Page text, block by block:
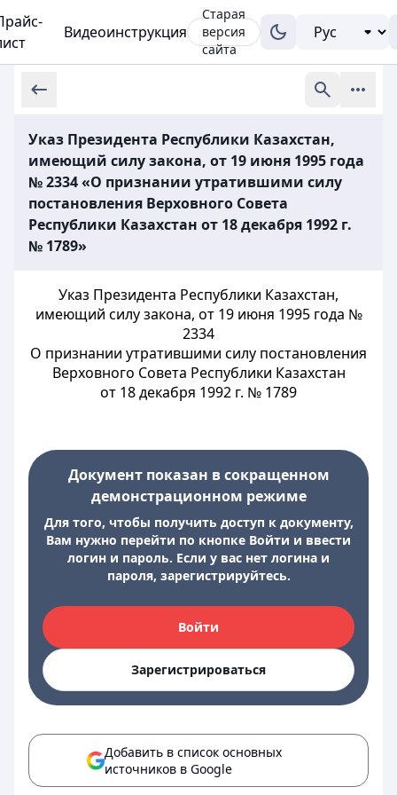
Видеоинструкция
Старая
версия
сайта
Указ Президента Республики Казахстан,
имеющий силу закона, от 19 июня 1995 года
№ 2334 «О признании утратившими силу
постановления Верховного Совета
Республики Казахстан от 18 декабря 1992 г.
№ 1789»
Указ Президента Республики Казахстан,
имеющий силу закона, от 19 июня 1995 года №
2334
О признании утратившими силу постановления
Верховного Совета Республики Казахстан
от 18 декабря 1992 г. № 1789
Документ показан в сокращенном
демонстрационном режиме
Для того, чтобы получить доступ к документу,
Вам нужно перейти по кнопке Войти и ввести
логин и пароль. Если у вас нет логина и
пароля, зарегистрируйтесь.
Войти
Зарегистрироваться
Добавить в список основных
источников в Google